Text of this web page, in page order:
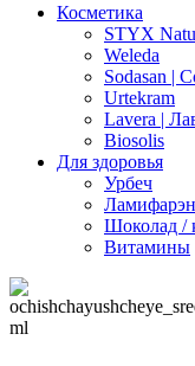
Косметика
STYX
Weleda
Sodasan |
Urtekram
Lavera |
Biosolis
Для здоровья
Урбеч
Шоколад /
Витамины